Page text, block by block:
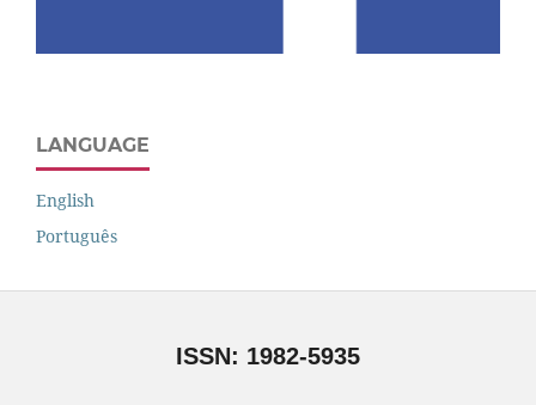
LANGUAGE
English
Português
ISSN: 1982-5935